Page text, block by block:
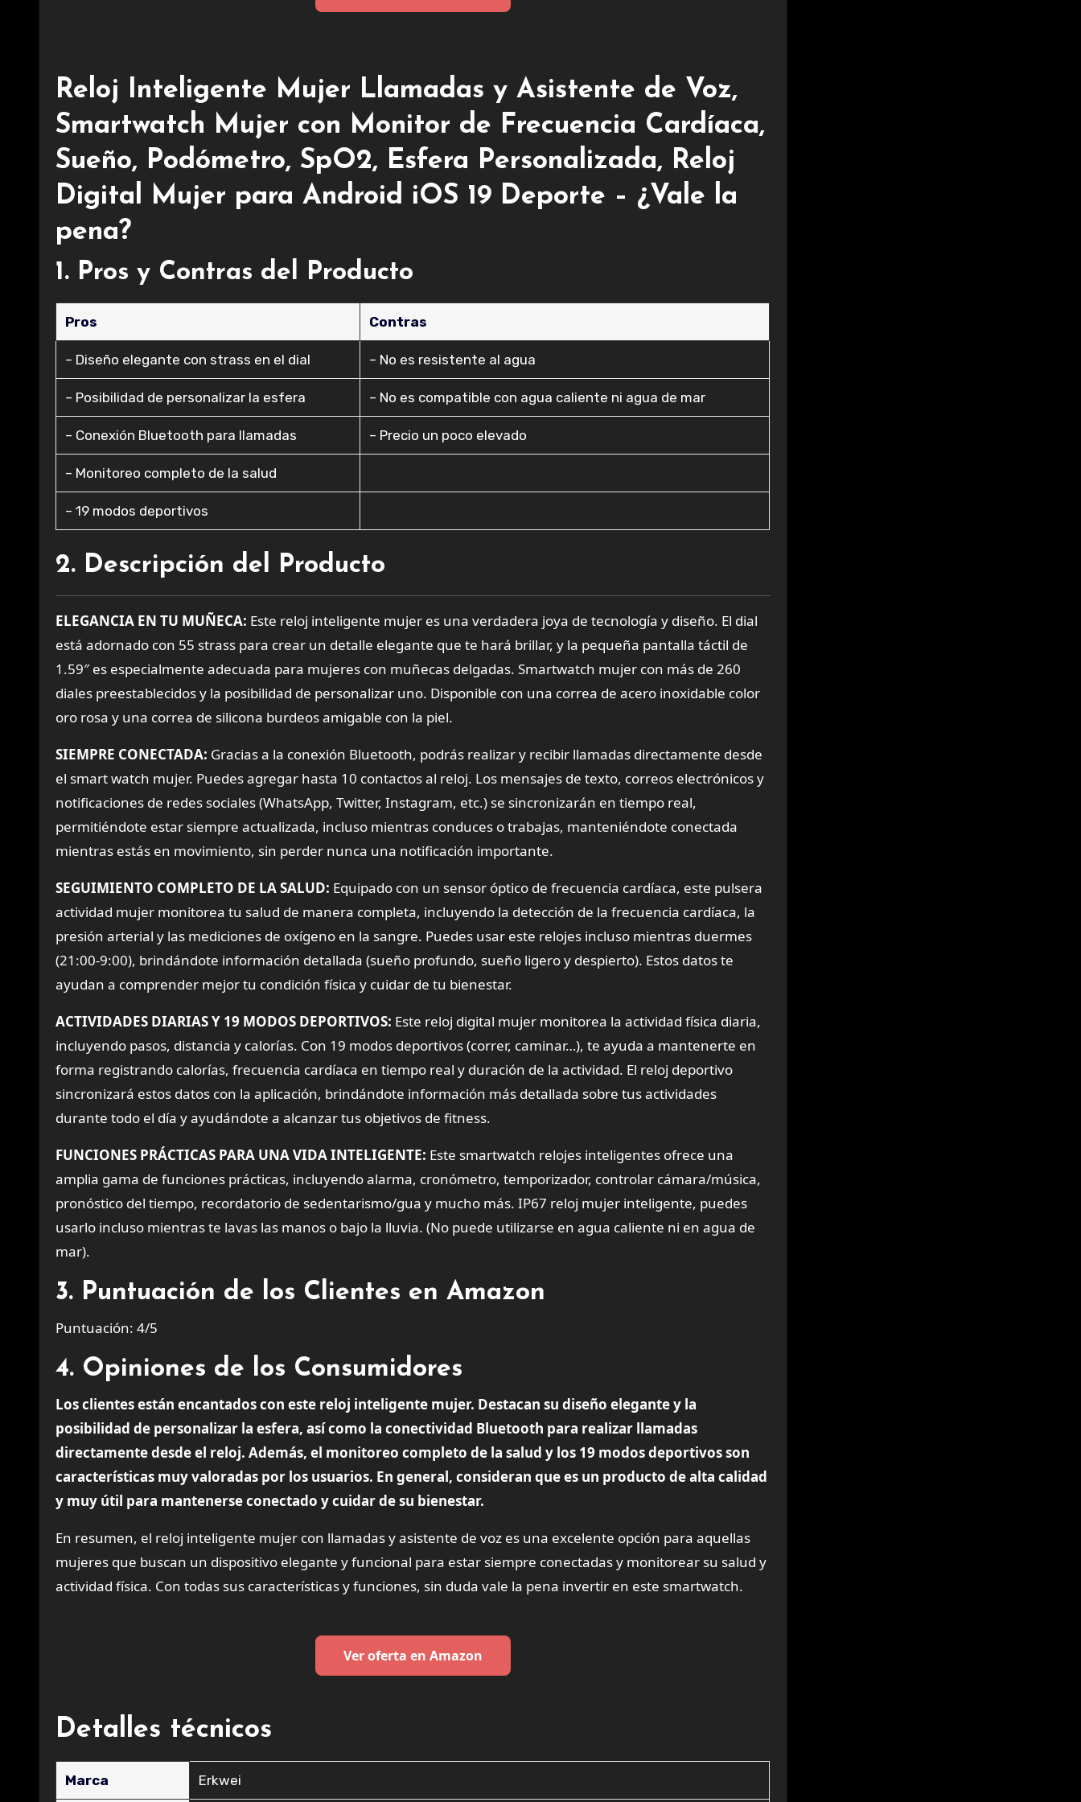
Reloj Inteligente Mujer Llamadas y Asistente de Voz,
Smartwatch Mujer con Monitor de Frecuencia Cardíaca,
Sueño, Podómetro, SpO2, Esfera Personalizada, Reloj
Digital Mujer para Android iOS 19 Deporte – ¿Vale la
pena?
1. Pros y Contras del Producto
Pros Contras
– Diseño elegante con strass en el dial – No es resistente al agua
– Posibilidad de personalizar la esfera – No es compatible con agua caliente ni agua de mar
– Conexión Bluetooth para llamadas – Precio un poco elevado
– Monitoreo completo de la salud
– 19 modos deportivos
2. Descripción del Producto
ELEGANCIA EN TU MUÑECA: Este reloj inteligente mujer es una verdadera joya de tecnología y diseño. El dial
está adornado con 55 strass para crear un detalle elegante que te hará brillar, y la pequeña pantalla táctil de
1.59″ es especialmente adecuada para mujeres con muñecas delgadas. Smartwatch mujer con más de 260
diales preestablecidos y la posibilidad de personalizar uno. Disponible con una correa de acero inoxidable color
oro rosa y una correa de silicona burdeos amigable con la piel.
SIEMPRE CONECTADA: Gracias a la conexión Bluetooth, podrás realizar y recibir llamadas directamente desde
el smart watch mujer. Puedes agregar hasta 10 contactos al reloj. Los mensajes de texto, correos electrónicos y
notificaciones de redes sociales (WhatsApp, Twitter, Instagram, etc.) se sincronizarán en tiempo real,
permitiéndote estar siempre actualizada, incluso mientras conduces o trabajas, manteniéndote conectada
mientras estás en movimiento, sin perder nunca una notificación importante.
SEGUIMIENTO COMPLETO DE LA SALUD: Equipado con un sensor óptico de frecuencia cardíaca, este pulsera
actividad mujer monitorea tu salud de manera completa, incluyendo la detección de la frecuencia cardíaca, la
presión arterial y las mediciones de oxígeno en la sangre. Puedes usar este relojes incluso mientras duermes
(21:00-9:00), brindándote información detallada (sueño profundo, sueño ligero y despierto). Estos datos te
ayudan a comprender mejor tu condición física y cuidar de tu bienestar.
ACTIVIDADES DIARIAS Y 19 MODOS DEPORTIVOS: Este reloj digital mujer monitorea la actividad física diaria,
incluyendo pasos, distancia y calorías. Con 19 modos deportivos (correr, caminar…), te ayuda a mantenerte en
forma registrando calorías, frecuencia cardíaca en tiempo real y duración de la actividad. El reloj deportivo
sincronizará estos datos con la aplicación, brindándote información más detallada sobre tus actividades
durante todo el día y ayudándote a alcanzar tus objetivos de fitness.
FUNCIONES PRÁCTICAS PARA UNA VIDA INTELIGENTE: Este smartwatch relojes inteligentes ofrece una
amplia gama de funciones prácticas, incluyendo alarma, cronómetro, temporizador, controlar cámara/música,
pronóstico del tiempo, recordatorio de sedentarismo/gua y mucho más. IP67 reloj mujer inteligente, puedes
usarlo incluso mientras te lavas las manos o bajo la lluvia. (No puede utilizarse en agua caliente ni en agua de
mar).
3. Puntuación de los Clientes en Amazon
Puntuación: 4/5
4. Opiniones de los Consumidores
Los clientes están encantados con este reloj inteligente mujer. Destacan su diseño elegante y la
posibilidad de personalizar la esfera, así como la conectividad Bluetooth para realizar llamadas
directamente desde el reloj. Además, el monitoreo completo de la salud y los 19 modos deportivos son
características muy valoradas por los usuarios. En general, consideran que es un producto de alta calidad
y muy útil para mantenerse conectado y cuidar de su bienestar.
En resumen, el reloj inteligente mujer con llamadas y asistente de voz es una excelente opción para aquellas
mujeres que buscan un dispositivo elegante y funcional para estar siempre conectadas y monitorear su salud y
actividad física. Con todas sus características y funciones, sin duda vale la pena invertir en este smartwatch.
Ver oferta en Amazon
Detalles técnicos
Marca ‎Erkwei